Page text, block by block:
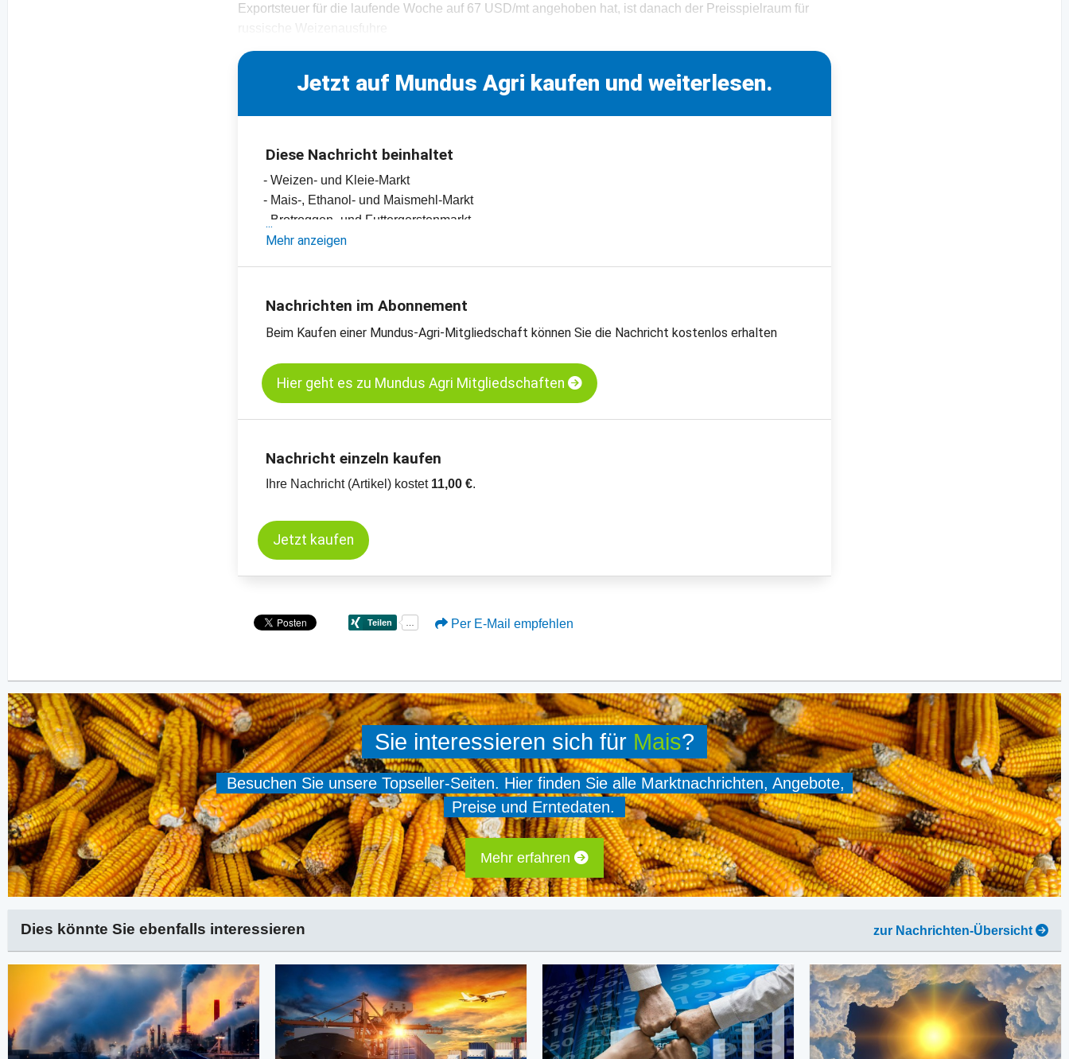
Exportsteuer für die laufende Woche auf 67 USD/mt angehoben hat, ist danach der Preisspielraum für
russische Weizenausfuhre
Jetzt auf Mundus Agri kaufen und weiterlesen.
Diese Nachricht beinhaltet
- Weizen- und Kleie-Markt
- Mais-, Ethanol- und Maismehl-Markt
- Brotroggen- und Futtergerstenmarkt
- Einschätzungen und Meinungen des Handels
- Preischats zu verschiedenen Kassamärkten
Kassamarkt - Körnermais - Süd-Oldenburg
Mehr anzeigen
Nachrichten im Abonnement
Beim Kaufen einer Mundus-Agri-Mitgliedschaft können Sie die Nachricht kostenlos erhalten
Hier geht es zu Mundus Agri Mitgliedschaften
Nachricht einzeln kaufen
Ihre Nachricht (Artikel) kostet 11,00 €.
Jetzt kaufen
Per E-Mail empfehlen
Sie interessieren sich für Mais?
Besuchen Sie unsere Topseller-Seiten. Hier finden Sie alle Marktnachrichten, Angebote,
Preise und Erntedaten.
Mehr erfahren
Dies könnte Sie ebenfalls interessieren zur Nachrichten-Übersicht